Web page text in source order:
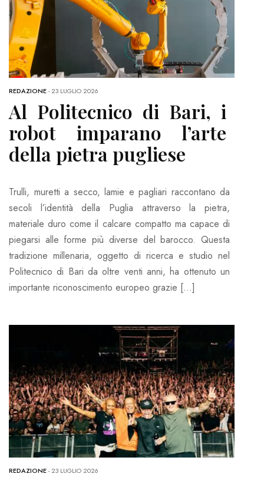
REDAZIONE-23 LUGLIO 2026
Al Politecnico di Bari, i
robot imparano l’arte
della pietra pugliese
Trulli, muretti a secco, lamie e pagliari raccontano da
secoli l’identità della Puglia attraverso la pietra,
materiale duro come il calcare compatto ma capace di
piegarsi alle forme più diverse del barocco. Questa
tradizione millenaria, oggetto di ricerca e studio nel
Politecnico di Bari da oltre venti anni, ha ottenuto un
importante riconoscimento europeo grazie […]
REDAZIONE-23 LUGLIO 2026